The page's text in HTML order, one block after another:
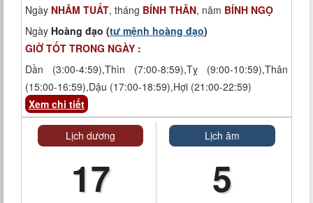
Ngày NHÂM TUẤT, tháng BÍNH THÂN, năm BÍNH NGỌ
Ngày Hoàng đạo (tư mệnh hoàng đạo)
GIỜ TỐT TRONG NGÀY :
Dần (3:00-4:59),Thìn (7:00-8:59),Tỵ (9:00-10:59),Thân
(15:00-16:59),Dậu (17:00-18:59),Hợi (21:00-22:59)
Xem chi tiết
Lịch dương
17
Lịch âm
5